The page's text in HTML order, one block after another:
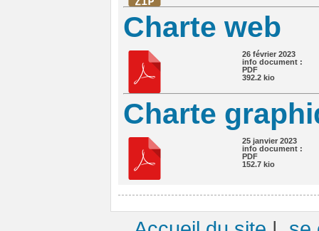
Charte web
26 février 2023
info document :
PDF
392.2 kio
Charte
25 janvier 2023
info document :
PDF
152.7 kio